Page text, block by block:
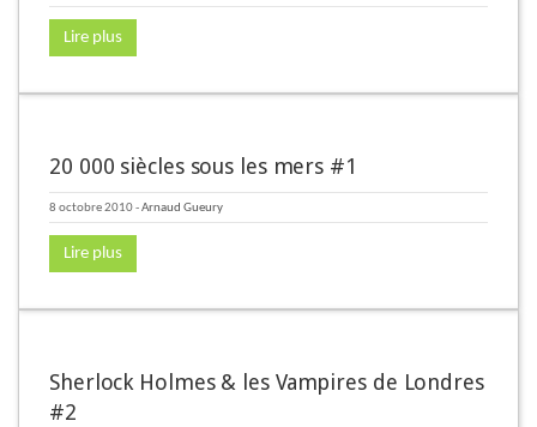
Lire plus
20 000 siècles sous les mers #1
8 octobre 2010-Arnaud Gueury
Lire plus
Sherlock Holmes & les Vampires de Londres
#2